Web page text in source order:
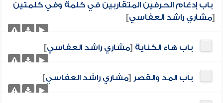
باب إدغام الحرفين المتقاربين في كلمة وفي كلمتين
[مشاري راشد العفاسي]
باب هاء الكناية [مشاري راشد العفاسي]
باب المد والقصر [مشاري راشد العفاسي]